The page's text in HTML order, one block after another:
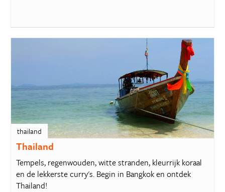
thailand
Thailand
Tempels, regenwouden, witte stranden, kleurrijk koraal
en de lekkerste curry's. Begin in Bangkok en ontdek
Thailand!